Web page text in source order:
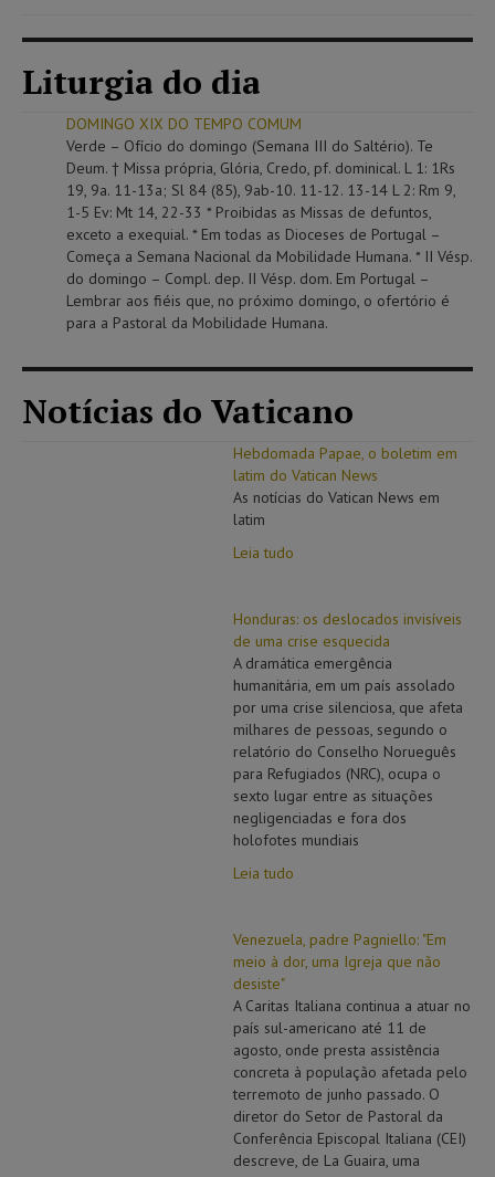
Liturgia do dia
DOMINGO XIX DO TEMPO COMUM
Verde – Ofício do domingo (Semana III do Saltério). Te
Deum. † Missa própria, Glória, Credo, pf. dominical. L 1: 1Rs
19, 9a. 11-13a; Sl 84 (85), 9ab-10. 11-12. 13-14 L 2: Rm 9,
1-5 Ev: Mt 14, 22-33 * Proibidas as Missas de defuntos,
exceto a exequial. * Em todas as Dioceses de Portugal –
Começa a Semana Nacional da Mobilidade Humana. * II Vésp.
do domingo – Compl. dep. II Vésp. dom. Em Portugal –
Lembrar aos fiéis que, no próximo domingo, o ofertório é
para a Pastoral da Mobilidade Humana.
Notícias do Vaticano
Hebdomada Papae, o boletim em
latim do Vatican News
As notícias do Vatican News em
latim
Leia tudo
Honduras: os deslocados invisíveis
de uma crise esquecida
A dramática emergência
humanitária, em um país assolado
por uma crise silenciosa, que afeta
milhares de pessoas, segundo o
relatório do Conselho Norueguês
para Refugiados (NRC), ocupa o
sexto lugar entre as situações
negligenciadas e fora dos
holofotes mundiais
Leia tudo
Venezuela, padre Pagniello: "Em
meio à dor, uma Igreja que não
desiste"
A Caritas Italiana continua a atuar no
país sul-americano até 11 de
agosto, onde presta assistência
concreta à população afetada pelo
terremoto de junho passado. O
diretor do Setor de Pastoral da
Conferência Episcopal Italiana (CEI)
descreve, de La Guaira, uma